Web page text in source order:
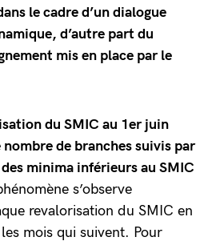
le cadre d’un dialogue
d’autre part du
mis en place par le
du SMIC au 1er juin
de branches suivis par
minima inférieurs au SMIC
s’observe
revalorisation du SMIC en
mois qui suivent. Pour